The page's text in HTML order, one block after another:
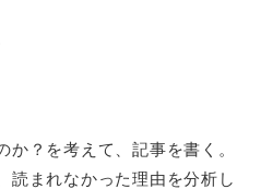
か？を考えて、記事を書く。
読まれなかった理由を分析し